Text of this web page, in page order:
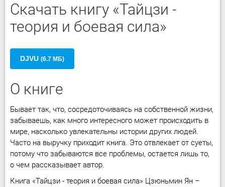
Скачать книгу «Тайцзи -
теория и боевая сила»
DJVU (6.7 МБ)
О книге
Бывает так, что, сосредоточиваясь на собственной жизни,
забываешь, как много интересного может происходить в
мире, насколько увлекательны истории других людей.
Часто на выручку приходит книга. Это отвлекает от суеты,
потому что забываются все проблемы, остается лишь то,
о чем рассказывает автор.
Книга «Тайцзи - теория и боевая сила» Цзюньмин Ян –